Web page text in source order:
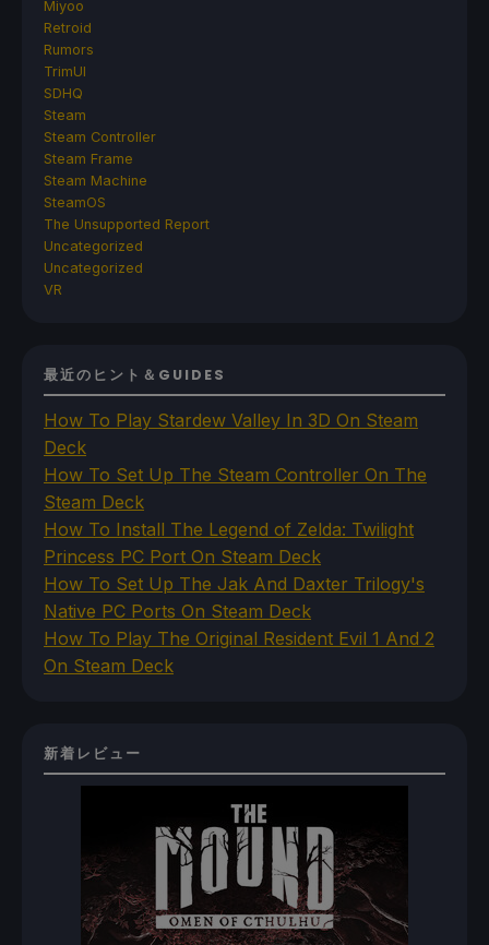
Miyoo
Retroid
Rumors
TrimUI
SDHQ
Steam
Steam Controller
Steam Frame
Steam Machine
SteamOS
The Unsupported Report
Uncategorized
Uncategorized
VR
最近のヒント＆GUIDES
How To Play Stardew Valley In 3D On Steam
Deck
How To Set Up The Steam Controller On The
Steam Deck
How To Install The Legend of Zelda: Twilight
Princess PC Port On Steam Deck
How To Set Up The Jak And Daxter Trilogy's
Native PC Ports On Steam Deck
How To Play The Original Resident Evil 1 And 2
On Steam Deck
新着レビュー